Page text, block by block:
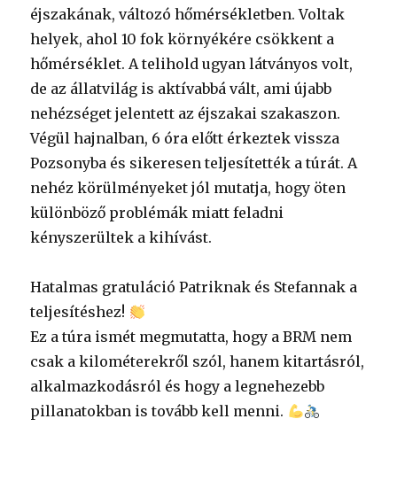
éjszakának, változó hőmérsékletben. Voltak
helyek, ahol 10 fok környékére csökkent a
hőmérséklet. A telihold ugyan látványos volt,
de az állatvilág is aktívabbá vált, ami újabb
nehézséget jelentett az éjszakai szakaszon.
Végül hajnalban, 6 óra előtt érkeztek vissza
Pozsonyba és sikeresen teljesítették a túrát. A
nehéz körülményeket jól mutatja, hogy öten
különböző problémák miatt feladni
kényszerültek a kihívást.
Hatalmas gratuláció Patriknak és Stefannak a
teljesítéshez!
Ez a túra ismét megmutatta, hogy a BRM nem
csak a kilométerekről szól, hanem kitartásról,
alkalmazkodásról és hogy a legnehezebb
pillanatokban is tovább kell menni.